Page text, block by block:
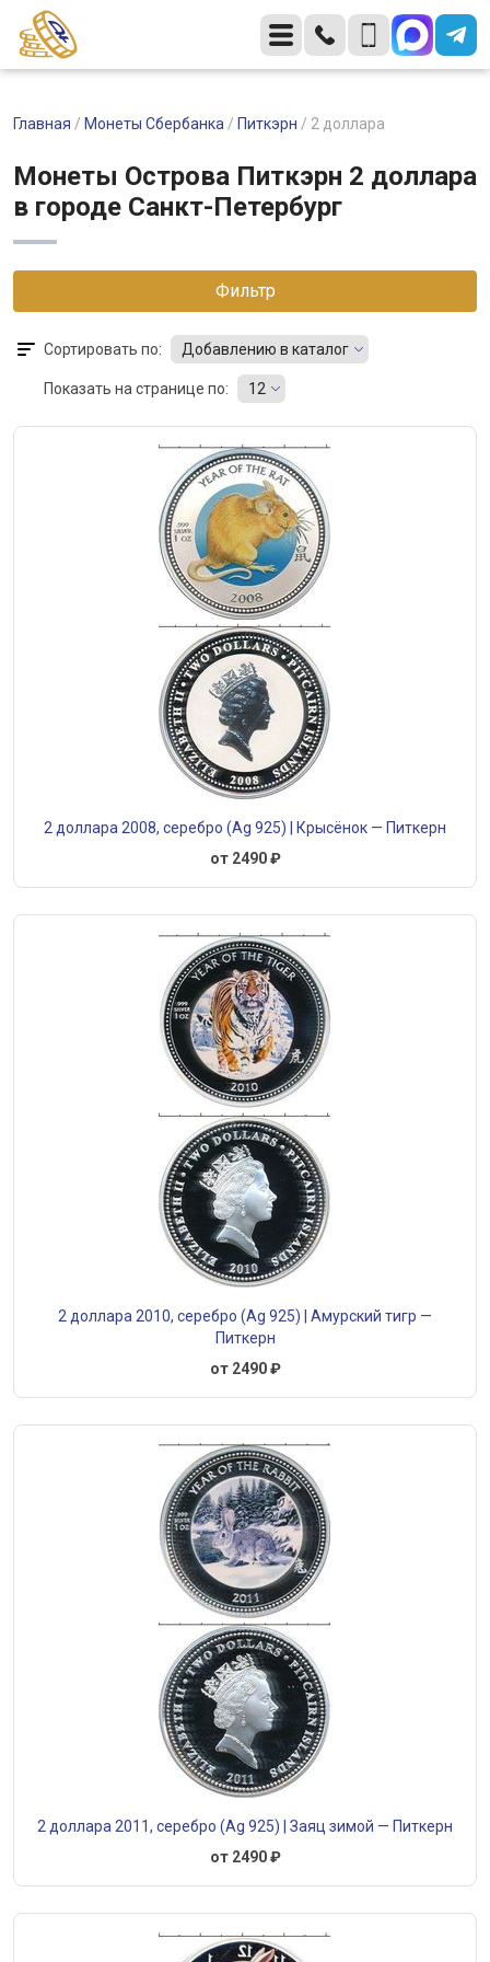
Главная / Монеты Сбербанка / Питкэрн / 2 доллара
Монеты Острова Питкэрн 2 доллара
в городе Санкт-Петербург
Фильтр
Сортировать по: Добавлению в каталог
Показать на странице по: 12
2 доллара 2008, серебро (Ag 925) | Крысёнок — Питкерн
от 2490 ₽
2 доллара 2010, серебро (Ag 925) | Амурский тигр —
Питкерн
от 2490 ₽
2 доллара 2011, серебро (Ag 925) | Заяц зимой — Питкерн
от 2490 ₽